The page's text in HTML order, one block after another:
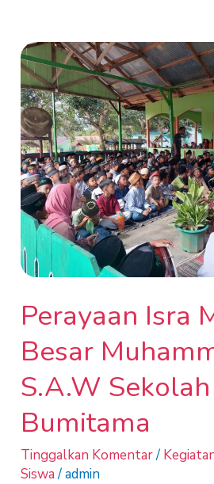
Perayaan Isra
Besar
S.A.W Sekolah
Bumitama
Tinggalkan Komentar/
Siswa /admin
Perayaan
Isra
Mi’raj
Nabi
Besar
Muhammad
S.A.W
Sekolah
Bumitama